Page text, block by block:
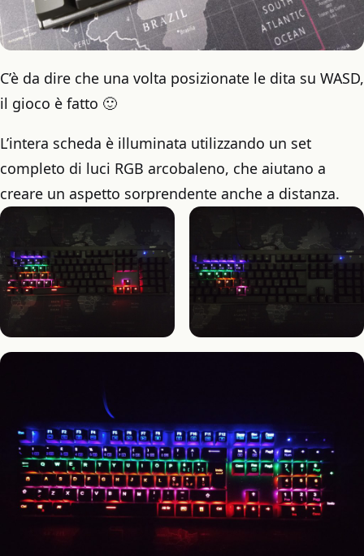
C’è da dire che una volta posizionate le dita su WASD,
il gioco è fatto 🙂
L’intera scheda è illuminata utilizzando un set
completo di luci RGB arcobaleno, che aiutano a
creare un aspetto sorprendente anche a distanza.